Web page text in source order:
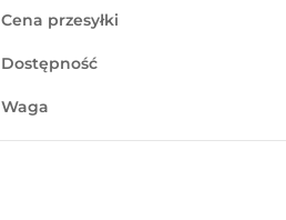
Cena przesyłki
Dostępność
Waga